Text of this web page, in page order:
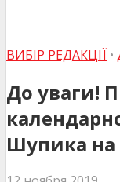
ВИБІР РЕДАКЦІЇ •
До уваги!
Шупика на